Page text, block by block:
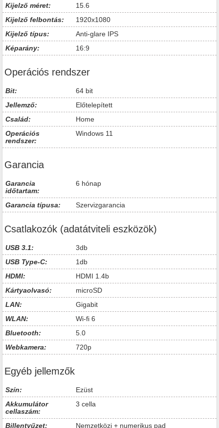
Kijelző méret:
15.6
Kijelző felbontás:
1920x1080
Kijelző típus:
Anti-glare IPS
Képarány:
16:9
Operációs rendszer
Bit:
64 bit
Jellemző:
Előtelepített
Család:
Home
Operációs
rendszer:
Windows 11
Garancia
Garancia
időtartam:
6 hónap
Garancia típusa: Szervizgarancia
Csatlakozók (adatátviteli eszközök)
USB 3.1:
3db
USB Type-C:
1db
HDMI:
HDMI 1.4b
Kártyaolvasó:
microSD
LAN:
Gigabit
WLAN:
Wi-fi 6
Bluetooth:
5.0
Webkamera:
720p
Egyéb jellemzők
Szín:
Ezüst
Akkumulátor
cellaszám:
3 cella
Billentyűzet:
Nemzetközi + numerikus pad